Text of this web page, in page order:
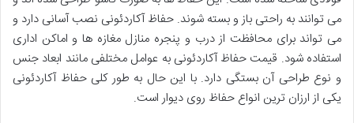
می توانند به راحتی باز و بسته شوند. حفاظ آکاردئونی نصب آسانی دارد و
می تواند برای محافظت از درب و پنجره منازل مغازه ها و اماکن اداری
استفاده شود. قیمت حفاظ آکاردئونی به عوامل مختلفی مانند ابعاد جنس
و نوع طراحی آن بستگی دارد. با این حال به طور کلی حفاظ آکاردئونی
یکی از ارزان ترین انواع حفاظ روی دیوار است.